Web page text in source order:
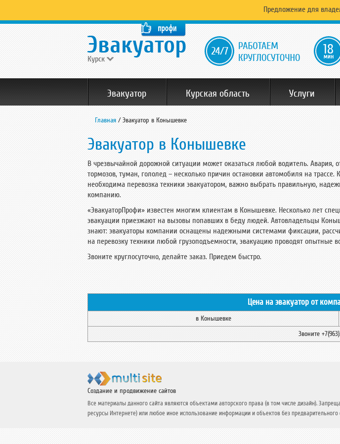
Предложение для
Курск
18
Эвакуатор Курская область Услуги
Главная /Эвакуатор в Конышевке
Эвакуатор в Конышевке
В чрезвычайной дорожной ситуации может оказаться любой водитель. Авария,
тормозов, туман, гололед – несколько причин остановки автомобиля на трассе.
необходима перевозка техники эвакуатором, важно выбрать правильную,
компанию.
«ЭвакуаторПрофи» известен многим клиентам в Конышевке. Несколько лет
эвакуации приезжают на вызовы попавших в беду людей. Автовладельцы
знают: эвакуаторы компании оснащены надежными системами фиксации,
на перевозку техники любой грузоподъемности, эвакуацию проводят опытные
Звоните круглосуточно, делайте заказ. Приедем быстро.
Цена на эвакуатор от
в Конышевке
Звоните
Создание и продвижение сайтов
Все материалы данного сайта являются объектами авторского права (в том числе дизайн).
ресурсы Интернете) или любое иное использование информации и объектов без предварительного